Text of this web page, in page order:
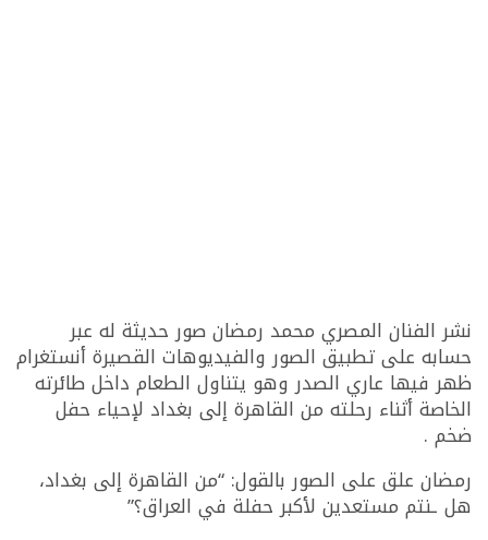
نشر الفنان المصري محمد رمضان صور حديثة له عبر
حسابه على تطبيق الصور والفيديوهات القصيرة أنستغرام
ظهر فيها عاري الصدر وهو يتناول الطعام داخل طائرته
الخاصة أثناء رحلته من القاهرة إلى بغداد لإحياء حفل
ضخم .
رمضان علق على الصور بالقول: “من القاهرة إلى بغداد،
هل ـنتم مستعدين لأكبر حفلة في العراق؟”